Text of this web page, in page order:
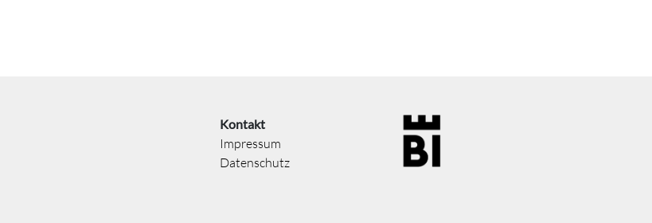
Kontakt
Impressum
Datenschutz